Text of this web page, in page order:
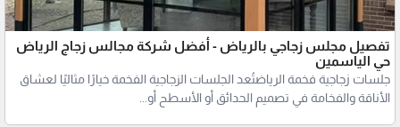
تفصيل مجلس زجاجي بالرياض - أفضل شركة مجالس زجاج الرياض
حي الياسمين
جلسات زجاجية فخمة الرياضتُعد الجلسات الزجاجية الفخمة خيارًا مثاليًا لعشاق
الأناقة والفخامة في تصميم الحدائق أو الأسطح أو...